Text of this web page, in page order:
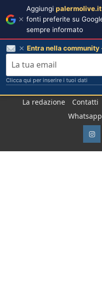
La redazione Contatti
Aggiungi palermolive.it
fonti preferite su
sempre informato
Entra nella
Clicca qui per inserire i tuoi dati